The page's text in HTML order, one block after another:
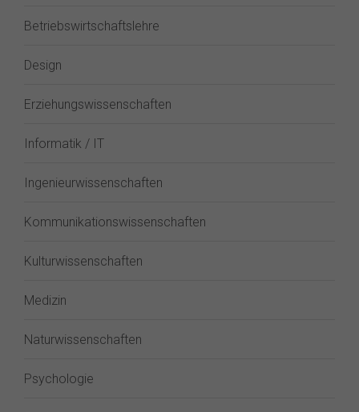
Betriebswirtschaftslehre
Design
Erziehungswissenschaften
Informatik / IT
Ingenieurwissenschaften
Kommunikationswissenschaften
Kulturwissenschaften
Medizin
Naturwissenschaften
Psychologie